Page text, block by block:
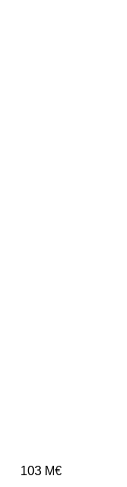
103 M€